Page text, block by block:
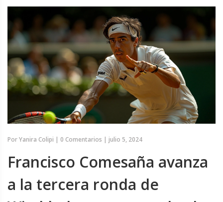
PorYanira Colipi | 0 Comentarios | julio 5, 2024
Francisco Comesaña avanza
a la tercera ronda de